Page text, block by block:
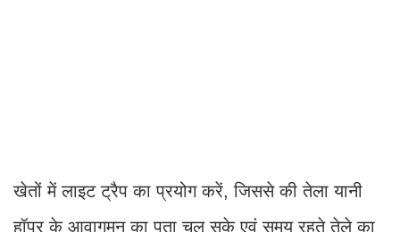
खेतों में लाइट ट्रैप का प्रयोग करें, जिससे की तेला यानी
हॉपर के आवागमन का पता चल सके एवं समय रहते तेले का